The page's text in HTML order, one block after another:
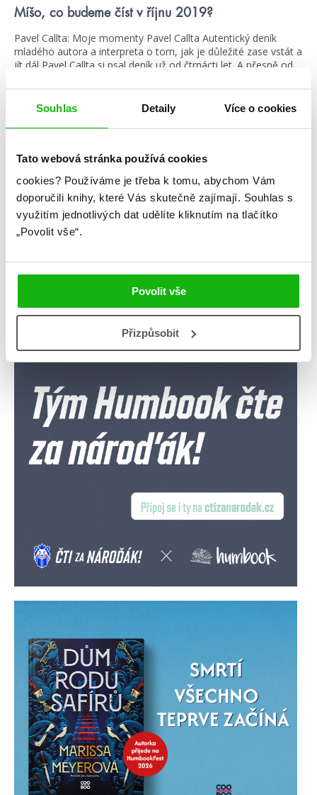
Souhlas Detaily Více o cookies
Tato webová stránka používá cookies
cookies? Používáme je třeba k tomu, abychom Vám
doporučili knihy, které Vás skutečně zajímají. Souhlas s
využitím jednotlivých dat udělíte kliknutím na tlačítko
„Povolit vše“.
Povolit vše
Přizpůsobit
Míšo, co budeme číst v říjnu 2019?
Pavel Callta: Moje momenty Pavel Callta Autentický deník
mladého autora a interpreta o tom, jak je důležité zase vstát a
jít dál Pavel Callta si psal deník už od čtrnácti let. A přesně od
Postupně vás seznámí s nejrůznějšími životními křižovatkami,
na které se […]
číst více
Kategorie
blog citáty humbookfest
knihomoloviny